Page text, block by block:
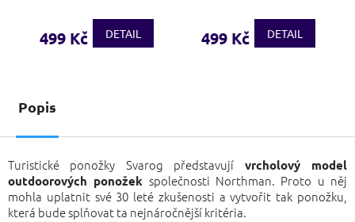
499 Kč DETAIL 499 Kč DETAIL
Popis
Turistické ponožky Svarog představují vrcholový model
outdoorových ponožek společnosti Northman. Proto u něj
mohla uplatnit své 30 leté zkušenosti a vytvořit tak ponožku,
která bude splňovat ta nejnáročnější kritéria.